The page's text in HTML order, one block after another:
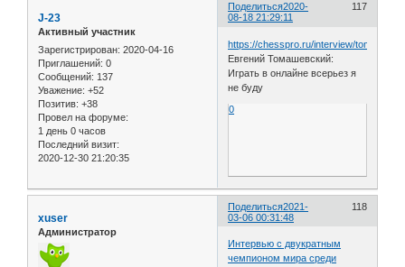
Поделиться 117
2020-
08-18 21:29:11
J-23
Активный участник
Зарегистрирован: 2020-04-16
Приглашений: 0
Сообщений: 137
Уважение: +52
Позитив: +38
Провел на форуме:
1 день 0 часов
Последний визит:
2020-12-30 21:20:35
https://chesspro.ru/interview/
Евгений Томашевский:
Играть в онлайне всерьез я
не буду
0
Поделиться 118
2021-
03-06 00:31:48
xuser
Администратор
Интервью с двукратным
чемпионом мира среди